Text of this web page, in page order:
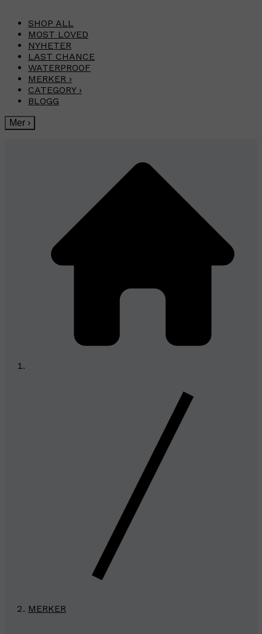
SHOP ALL
MOST LOVED
NYHETER
LAST CHANCE
WATERPROOF
MERKER ›
CATEGORY ›
BLOGG
Mer ›
MERKER